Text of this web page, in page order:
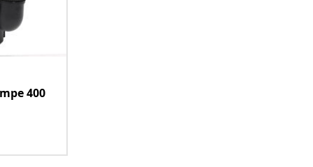
400